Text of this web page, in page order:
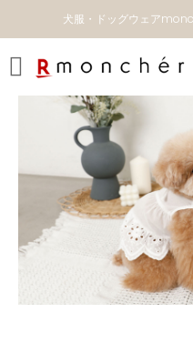
犬服・ドッグウェア
Toggle mobile